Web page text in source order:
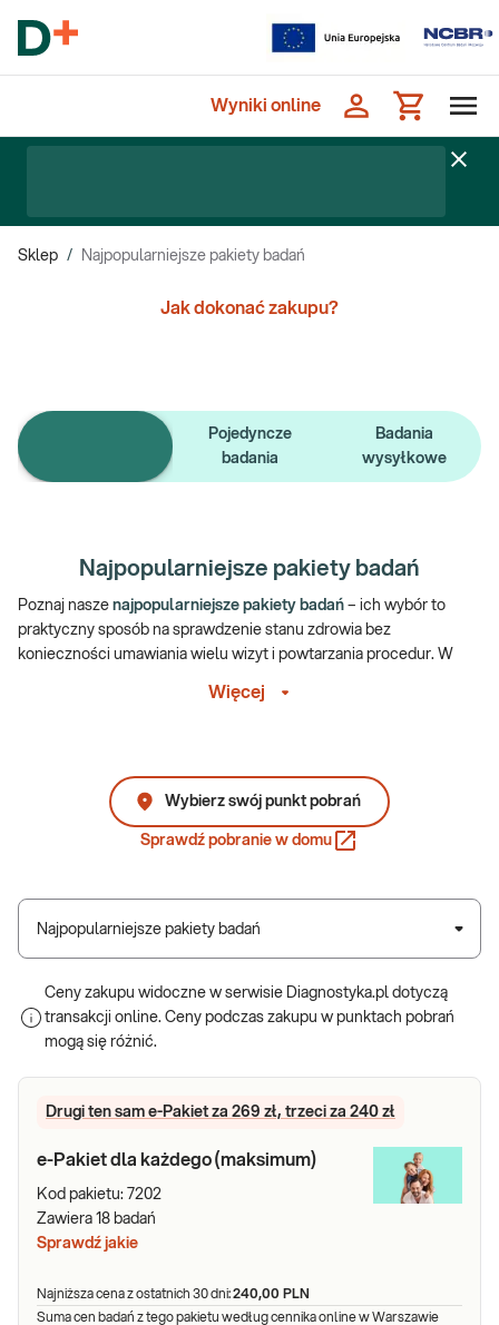
Wyniki online
Sklep / Najpopularniejsze pakiety badań
Jak dokonać zakupu?
Pojedyncze
badania
Badania
wysyłkowe
Najpopularniejsze pakiety badań
Poznaj nasze najpopularniejsze pakiety badań – ich wybór to
praktyczny sposób na sprawdzenie stanu zdrowia bez
konieczności umawiania wielu wizyt i powtarzania procedur. W
zarówno podstawowe parametry oceniające ogólną kondycję
Dzięki pakietom łatwiej skontrolować kluczowe wskaźniki, wykryć
pierwsze nieprawidłowości i zyskać pełniejszy obraz
funkcjonowania organizmu – zarówno w ramach regularnych
Najpopularniejsze pakiety badań to dobry punkt startowy, jeśli
chcesz monitorować zdrowie w sposób świadomy.
najpopularniejszych pakietów badań?
Kompleksowość – każdy pakiet łączy w sobie zestaw badań
obejmujących różne obszary zdrowia (np. metaboliczne,
alergologiczne).
Dopasowanie – szeroki wybór zestawów m.in. dla kobiet,
mężczyzn, dzieci, osób aktywnych, alergików czy pacjentów
kontrolujących gospodarkę węglowodanową.
Pełniejszy obraz stanu zdrowia – wyniki analiz zebrane w
jednym pakiecie ułatwiają ocenę stanu zdrowia i powiązań
Pakiety badań z tej kategorii są przeznaczone dla wszystkich,
Więcej
Sprawdź pobranie w domu
Wybierz swój punkt pobrań
Najpopularniejsze pakiety badań
Ceny zakupu widoczne w serwisie Diagnostyka.pl dotyczą
transakcji online. Ceny podczas zakupu w punktach pobrań
mogą się różnić.
Drugi ten sam e-Pakiet za 269 zł, trzeci za 240 zł
e-Pakiet dla każdego (maksimum)
Kod pakietu: 7202
Zawiera 18 badań
Sprawdź jakie
Najniższa cena z ostatnich 30 dni:240,00 PLN
Suma cen badań z tego pakietu według cennika online w Warszawie